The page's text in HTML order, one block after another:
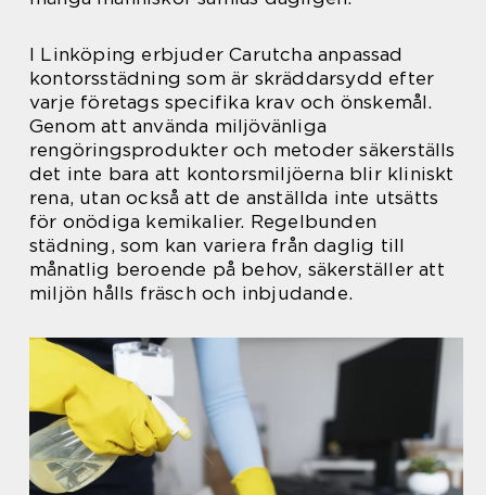
I Linköping erbjuder Carutcha anpassad
kontorsstädning som är skräddarsydd efter
varje företags specifika krav och önskemål.
Genom att använda miljövänliga
rengöringsprodukter och metoder säkerställs
det inte bara att kontorsmiljöerna blir kliniskt
rena, utan också att de anställda inte utsätts
för onödiga kemikalier. Regelbunden
städning, som kan variera från daglig till
månatlig beroende på behov, säkerställer att
miljön hålls fräsch och inbjudande.